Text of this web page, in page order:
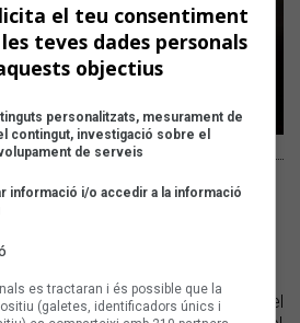
del nou llibre-
per Xics
projecte adreçat al públic familiar
propis | L'àlbum veurà la llum el
el teu consentiment
teves dades personals
objectius
personalitzats, mesurament de
contingut, investigació sobre el
de serveis
informació i/o accedir a la informació
es tractaran i és possible que la
(galetes, identificadors únics i